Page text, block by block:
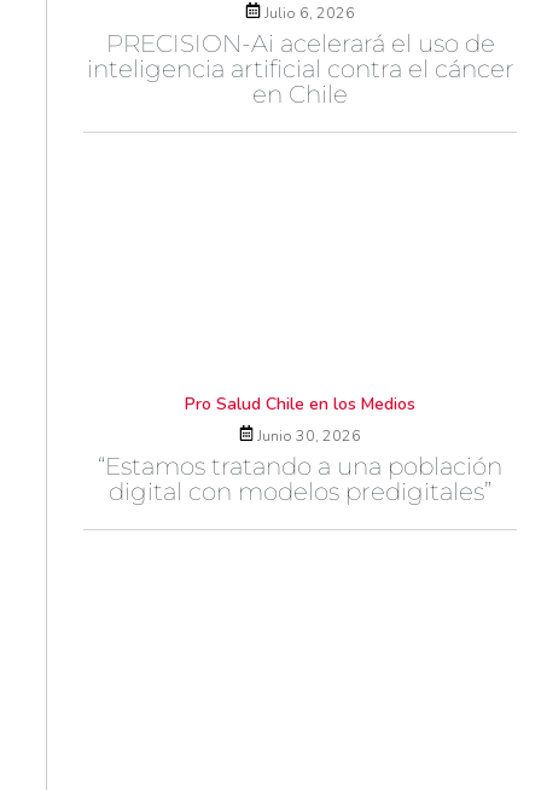
Julio 6, 2026
PRECISION-Ai acelerará el uso de
inteligencia artificial contra el cáncer
en Chile
Pro Salud Chile en los Medios
Junio 30, 2026
“Estamos tratando a una población
digital con modelos predigitales”